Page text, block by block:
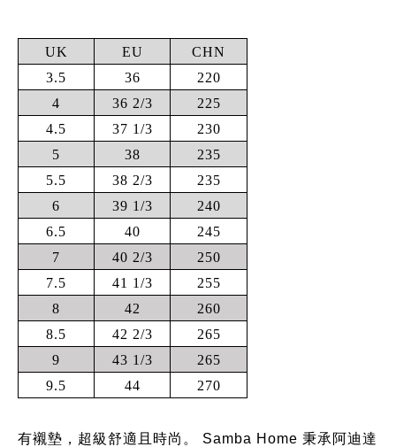
UK EU
CHN
3.5
36
220
4
36 2/3
225
4.5
37 1/3
230
5
38
235
5.5
38 2/3
235
6
39 1/3
240
6.5
40
245
7
40 2/3
250
7.5
41 1/3
255
8
42
260
8.5
42 2/3
265
9
43 1/3
265
9.5
44 270
有襯墊，超級舒適且時尚。 Samba Home 秉承阿迪達